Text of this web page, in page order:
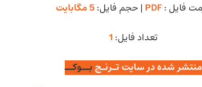
فایل :PDF | حجم فایل:
تعداد فایل: 1
منتشر شده در سایت تـرنـج بــوکــ